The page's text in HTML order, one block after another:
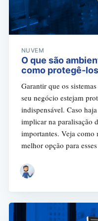
NUVEM
O que são
como protegê-
Garantir que os
seu negócio estejam
indispensável. Caso
implicar na paralisação
importantes. Veja como
melhor opção para